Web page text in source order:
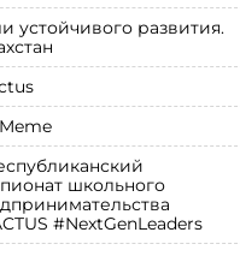
устойчивого развития.
школьного
#NextGenLeaders